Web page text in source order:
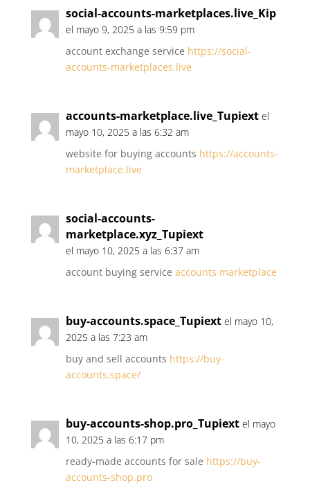
social-accounts-marketplaces.live_Kip
el mayo 9, 2025 a las 9:59 pm
account exchange service https://social-
accounts-marketplaces.live
accounts-marketplace.live_Tupiext el
mayo 10, 2025 a las 6:32 am
website for buying accounts https://accounts-
marketplace.live
social-accounts-
marketplace.xyz_Tupiext
el mayo 10, 2025 a las 6:37 am
account buying service accounts marketplace
buy-accounts.space_Tupiext el mayo 10,
2025 a las 7:23 am
buy and sell accounts https://buy-
accounts.space/
buy-accounts-shop.pro_Tupiext el mayo
10, 2025 a las 6:17 pm
ready-made accounts for sale https://buy-
accounts-shop.pro